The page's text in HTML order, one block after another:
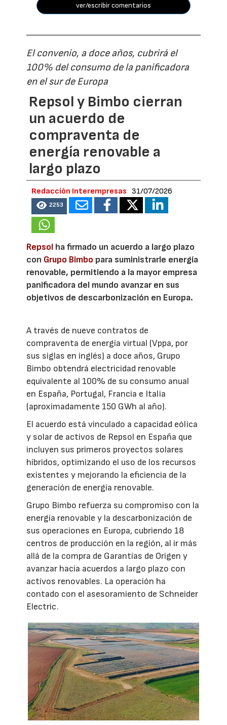
ver/escribir comentarios
El convenio, a doce años, cubrirá el
100% del consumo de la panificadora
en el sur de Europa
Repsol y Bimbo cierran
un acuerdo de
compraventa de
energía renovable a
largo plazo
Redacción Interempresas 31/07/2026
2253
Repsol ha firmado un acuerdo a largo plazo
con Grupo Bimbo para suministrarle energía
renovable, permitiendo a la mayor empresa
panificadora del mundo avanzar en sus
objetivos de descarbonización en Europa.
A través de nueve contratos de
compraventa de energía virtual (Vppa, por
sus siglas en inglés) a doce años, Grupo
Bimbo obtendrá electricidad renovable
equivalente al 100% de su consumo anual
en España, Portugal, Francia e Italia
(aproximadamente 150 GWh al año).
El acuerdo está vinculado a capacidad eólica
y solar de activos de Repsol en España que
incluyen sus primeros proyectos solares
híbridos, optimizando el uso de los recursos
existentes y mejorando la eficiencia de la
generación de energía renovable.
Grupo Bimbo refuerza su compromiso con la
energía renovable y la descarbonización de
sus operaciones en Europa, cubriendo 18
centros de producción en la región, al ir más
allá de la compra de Garantías de Origen y
avanzar hacia acuerdos a largo plazo con
activos renovables. La operación ha
contado con el asesoramiento de Schneider
Electric.